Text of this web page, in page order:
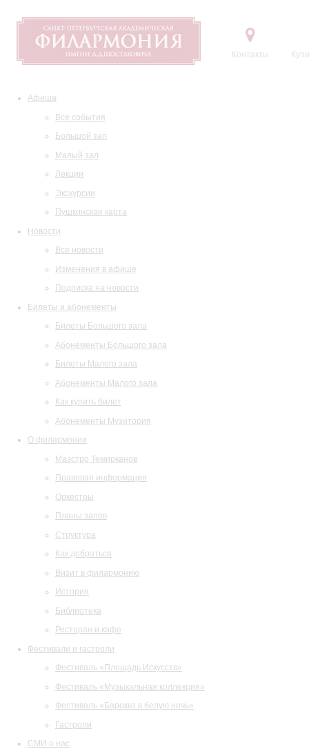
Контакты
Афиша
Все события
Большой зал
Малый зал
Лекции
Экскурсии
Пушкинская карта
Новости
Все новости
Изменения в афише
Подписка на новости
Билеты и абонементы
Билеты Большого зала
Абонементы Большого зала
Билеты Малого зала
Абонементы Малого зала
Как купить билет
Абонементы Музитория
О филармонии
Маэстро Темирканов
Правовая информация
Оркестры
Планы залов
Структура
Как добраться
Визит в филармонию
История
Библиотека
Ресторан и кафе
Фестивали и гастроли
Фестиваль «Площадь Искусств»
Фестиваль «Музыкальная коллекция»
Фестиваль «Барокко в белую ночь»
Гастроли
СМИ о нас